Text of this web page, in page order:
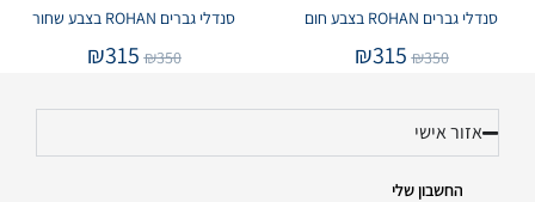
סנדלי גברים ROHAN בצבע חום
₪350
₪315
סנדלי גברים ROHAN בצבע שחור
₪350
₪315
אזור אישי
החשבון שלי